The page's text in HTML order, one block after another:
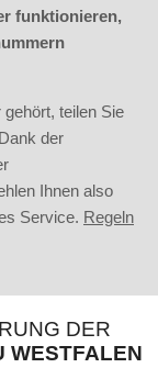
funktionieren,
teilen Sie
der
Ihnen also
Service. Regeln
DER
WESTFALEN